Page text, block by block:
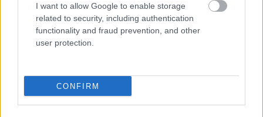
I want to allow Google to enable storage
related to security, including authentication
functionality and fraud prevention, and other
user protection.
CONFIRM
06/08/2026
Η FIVB σχεδιάζει να διοργανώσει το Παγκόσμιο
Πρωτάθλημα τον Δεκέμβριο – Αντιδρούν οι σύλλογοι
Έτοιμη για… υψηλές πτήσεις η Μπενφίκα του Ψάρρα
με τον «Ιπτάμενο Ολλανδό» Βίλτενμπουργκ